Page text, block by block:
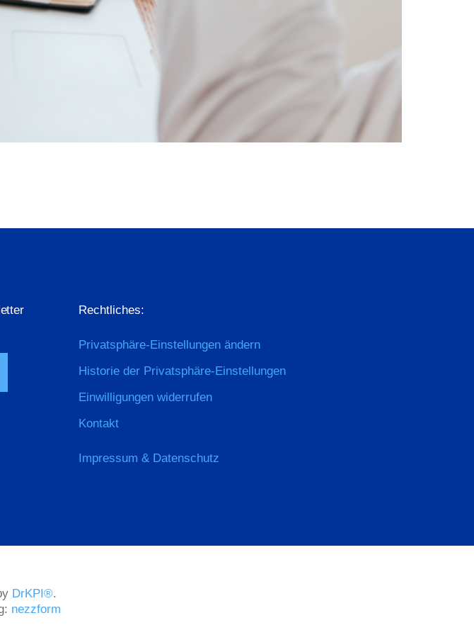
Rechtliches:
Privatsphäre-Einstellungen ändern
Historie der Privatsphäre-Einstellungen
Einwilligungen widerrufen
Kontakt
Impressum & Datenschutz
DrKPI®.
nezzform